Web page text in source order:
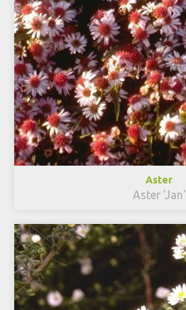
Aster
Aster 'Jan'